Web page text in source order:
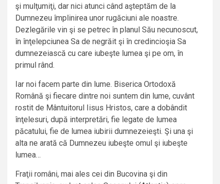
şi mulţumiţi, dar nici atunci când aşteptăm de la
Dumnezeu împlinirea unor rugăciuni ale noastre.
Dezlegările vin şi se petrec în planul Său necunoscut,
în înţelepciunea Sa de negrăit şi în credincioşia Sa
dumnezeiască cu care iubeşte lumea şi pe om, în
primul rând.
Iar noi facem parte din lume. Biserica Ortodoxă
Română şi fiecare dintre noi suntem din lume, cuvânt
rostit de Mântuitorul Iisus Hristos, care a dobândit
înţelesuri, după interpretări, fie legate de lumea
păcatului, fie de lumea iubirii dumnezeieşti. Şi una şi
alta ne arată că Dumnezeu iubeşte omul şi iubeşte
lumea…
Fraţii români, mai ales cei din Bucovina şi din